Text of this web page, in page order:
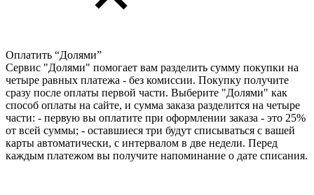
Оплатить “Долями”
Сервис "Долями" помогает вам разделить сумму покупки на
четыре равных платежа - без комиссии. Покупку получите
сразу после оплаты первой части. Выберите "Долями" как
способ оплаты на сайте, и сумма заказа разделится на четыре
части: - первую вы оплатите при оформлении заказа - это 25%
от всей суммы; - оставшиеся три будут списываться с вашей
карты автоматически, с интервалом в две недели. Перед
каждым платежом вы получите напоминание о дате списания.